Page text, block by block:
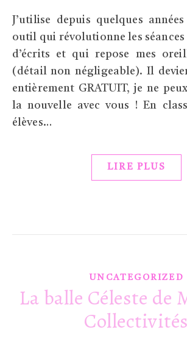
J’utilise depuis quelques années en classe cet
outil qui révolutionne les
d’écrits et qui repose mes
(détail non négligeable). Il
entièrement GRATUIT, je ne
la nouvelle avec vous ! En
élèves…
LIRE PLUS
UNCATEGORIZED
La balle Céleste de
Collectivités